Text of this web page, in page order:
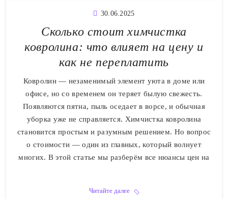
30.06.2025
Сколько стоит химчистка
ковролина: что влияет на цену и
как не переплатить
Ковролин — незаменимый элемент уюта в доме или
офисе, но со временем он теряет былую свежесть.
Появляются пятна, пыль оседает в ворсе, и обычная
уборка уже не справляется. Химчистка ковролина
становится простым и разумным решением. Но вопрос
о стоимости — один из главных, который волнует
многих. В этой статье мы разберём все нюансы цен на
Читайте далее